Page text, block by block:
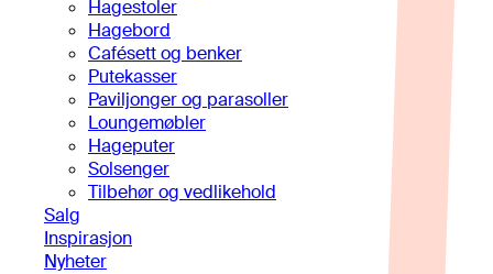
Hagestoler
Hagebord
Cafésett og benker
Putekasser
Paviljonger og parasoller
Loungemøbler
Hageputer
Solsenger
Tilbehør og vedlikehold
Salg
Inspirasjon
Nyheter